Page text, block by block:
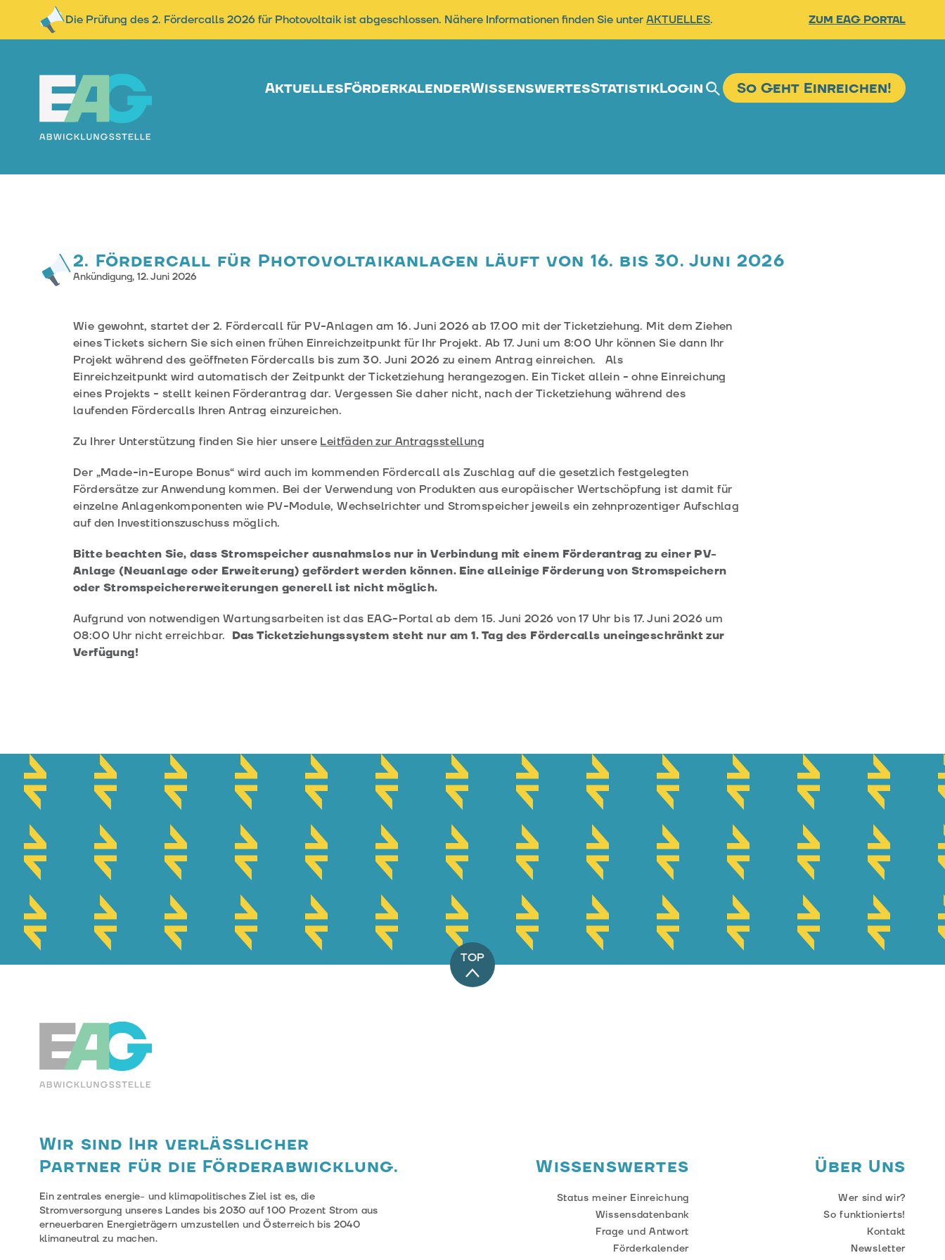
Die Prüfung des 2. Fördercalls 2026 für Photovoltaik ist abgeschlossen. Nähere Informationen finden Sie unterAKTUELLES. Zum EAG Portal
AktuellesFörderkalenderWissenswertesStatistikLogin SucheSo Geht Einreichen!
2. Fördercall für Photovoltaikanlagen läuft von 16. bis 30. Juni 2026
Ankündigung, 12. Juni 2026
Wie gewohnt, startet der 2. Fördercall für PV-Anlagen am 16. Juni 2026 ab 17.00 mit der Ticketziehung. Mit dem Ziehen
eines Tickets sichern Sie sich einen frühen Einreichzeitpunkt für Ihr Projekt. Ab 17. Juni um 8:00 Uhr können Sie dann Ihr
Projekt während des geöffneten Fördercalls bis zum 30. Juni 2026 zu einem Antrag einreichen. Als
Einreichzeitpunkt wird automatisch der Zeitpunkt der Ticketziehung herangezogen. Ein Ticket allein - ohne Einreichung
eines Projekts - stellt keinen Förderantrag dar. Vergessen Sie daher nicht, nach der Ticketziehung während des
laufenden Fördercalls Ihren Antrag einzureichen.
Zu Ihrer Unterstützung finden Sie hier unsere Leitfäden zur Antragsstellung
Der „Made-in-Europe Bonus“ wird auch im kommenden Fördercall als Zuschlag auf die gesetzlich festgelegten
Fördersätze zur Anwendung kommen. Bei der Verwendung von Produkten aus europäischer Wertschöpfung ist damit für
einzelne Anlagenkomponenten wie PV-Module, Wechselrichter und Stromspeicher jeweils ein zehnprozentiger Aufschlag
auf den Investitionszuschuss möglich.
Bitte beachten Sie, dass Stromspeicher ausnahmslos nur in Verbindung mit einem Förderantrag zu einer PV-
Anlage (Neuanlage oder Erweiterung) gefördert werden können. Eine alleinige Förderung von Stromspeichern
oder Stromspeichererweiterungen generell ist nicht möglich.
Aufgrund von notwendigen Wartungsarbeiten ist das EAG-Portal ab dem 15. Juni 2026 von 17 Uhr bis 17. Juni 2026 um
08:00 Uhr nicht erreichbar. Das Ticketziehungssystem steht nur am 1. Tag des Fördercalls uneingeschränkt zur
Verfügung!
EAG-Förderabwicklungsstelle
Wir sind Ihr verlässlicher
Partner für die Förderabwicklung.
Wissenswertes Über Uns
Ein zentrales energie- und klimapolitisches Ziel ist es, die
Stromversorgung unseres Landes bis 2030 auf 100 Prozent Strom aus
erneuerbaren Energieträgern umzustellen und Österreich bis 2040
klimaneutral zu machen.
Status meiner Einreichung
Wissensdatenbank
Frage und Antwort
Förderkalender
Wer sind wir?
So funktionierts!
Kontakt
Newsletter
TOP